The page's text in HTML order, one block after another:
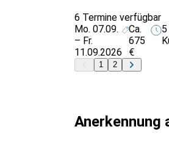
6 Termine verfügbar
Mo. 07.09.
– Fr.
11.09.2026
Ca.
675
€
5
1 2
Anerkennung